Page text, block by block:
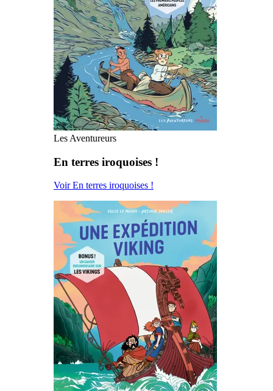
Les Aventureurs
En terres iroquoises !
Voir En terres iroquoises !